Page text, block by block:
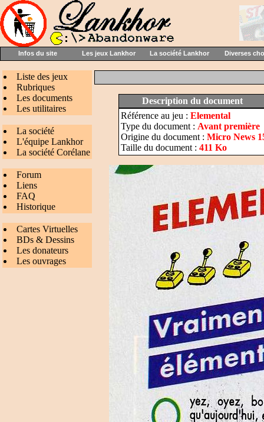
Infos du site Les jeux Lankhor La société Lankhor Diverses
Liste des jeux
Rubriques
Les documents
Les utilitaires
La société
L'équipe Lankhor
La société Corélane
Forum
Liens
FAQ
Historique
Cartes Virtuelles
BDs & Dessins
Les donateurs
Les ouvrages
Description du document
Référence au jeu : Elemental
Type du document : Avant première
Origine du document : Micro News
Taille du document : 411 Ko